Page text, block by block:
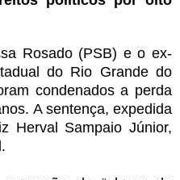
Rosado (PSB) e o ex-
do Rio Grande do
condenados a perda
A sentença, expedida
Herval Sampaio Júnior,